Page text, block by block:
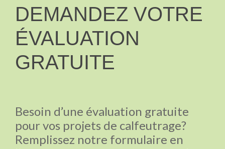
VOTRE
ÉVALUATION
GRATUITE
DEMANDEZ VOTRE
ÉVALUATION
GRATUITE
Besoin d’une évaluation gratuite
pour vos projets de calfeutrage?
Remplissez notre formulaire en